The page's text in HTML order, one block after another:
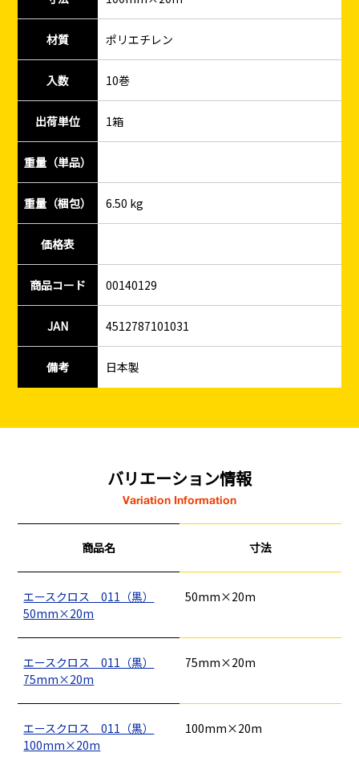
材質 ポリエチレン
入数 10巻
出荷単位 1箱
重量（単品）
重量（梱包） 6.50 kg
価格表
商品コード 00140129
JAN 4512787101031
備考 日本製
バリエーション情報
Variation Information
商品名 寸法
エースクロス 011（黒）
50mm×20m
50mm×20m
エースクロス 011（黒）
75mm×20m
75mm×20m
エースクロス 011（黒）
100mm×20m
100mm×20m